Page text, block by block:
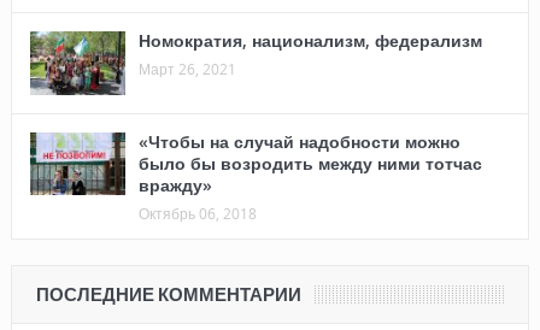
Номократия, национализм, федерализм
Март 26, 2021
«Чтобы на случай надобности можно
было бы возродить между ними тотчас
вражду»
Октябрь 06, 2018
ПОСЛЕДНИЕ КОММЕНТАРИИ